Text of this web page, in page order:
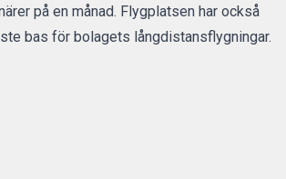
på en månad. Flygplatsen har också
bas för bolagets långdistansflygningar.